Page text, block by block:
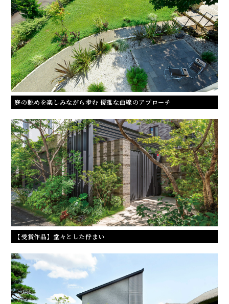
庭の眺めを楽しみながら歩む 優雅な曲線のアプローチ
【受賞作品】堂々とした佇まい